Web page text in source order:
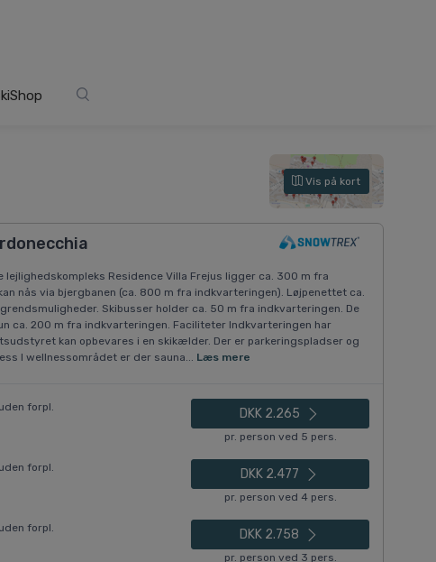
Vis på kort
Residence Villa Frejus ligger ca. 300 m fra
nås via bjergbanen (ca. 800 m fra indkvarteringen). Løjpenettet ca.
Skibusser holder ca. 50 m fra indkvarteringen. De
ca. 200 m fra indkvarteringen. Faciliteter Indkvarteringen har
kan opbevares i en skikælder. Der er parkeringspladser og
I wellnessområdet er der sauna... Læs mere
forpl.
DKK 2.265
pr. person ved 5 pers.
forpl.
DKK 2.477
pr. person ved 4 pers.
forpl.
DKK 2.758
pr. person ved 3 pers.